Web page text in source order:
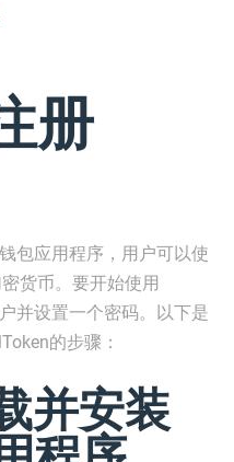
册
包应用程序，用户可以使
货币。要开始使用
并设置一个密码。以下是
的步骤：
并安装